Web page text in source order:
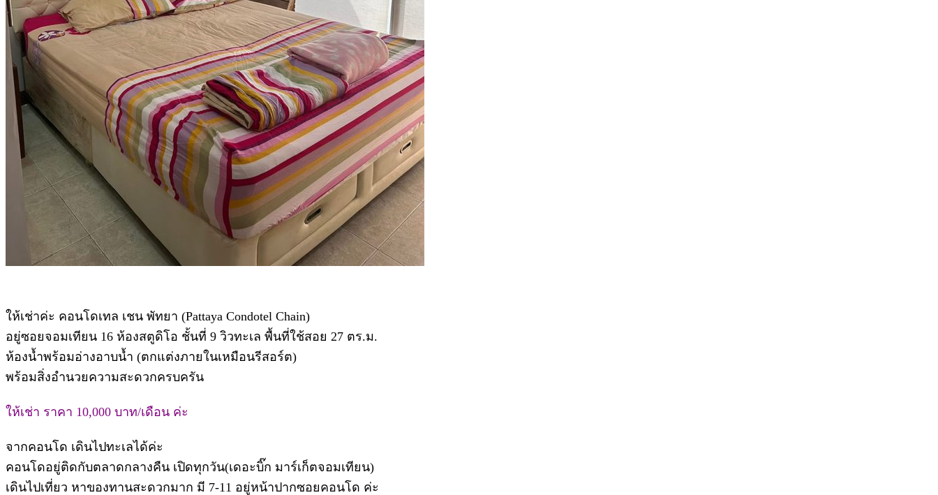
ให้เช่าค่ะ คอนโดเทล เชน พัทยา (Pattaya Condotel Chain)
อยู่ซอยจอมเทียน 16 ห้องสตูดิโอ ชั้นที่ 9 วิวทะเล พื้นที่ใช้สอย 27 ตร.ม.
ห้องน้ำพร้อมอ่างอาบน้ำ (ตกแต่งภายในเหมือนรีสอร์ต)
พร้อมสิ่งอำนวยความสะดวกครบครัน
ให้เช่า ราคา 10,000 บาท/เดือน ค่ะ
จากคอนโด เดินไปทะเลได้ค่ะ
คอนโดอยู่ติดกับตลาดกลางคืน เปิดทุกวัน(เดอะบิ๊ก มาร์เก็ตจอมเทียน)
เดินไปเที่ยว หาของทานสะดวกมาก มี 7-11 อยู่หน้าปากซอยคอนโด ค่ะ